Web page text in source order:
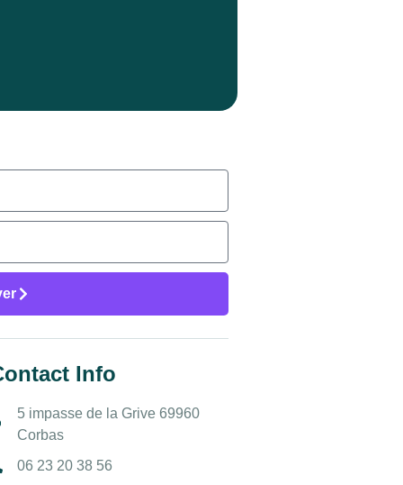
Info
5 impasse de la Grive 69960
Corbas
06 23 20 38 56